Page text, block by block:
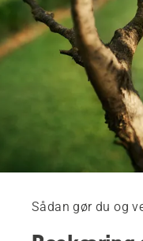
Sådan gør du og